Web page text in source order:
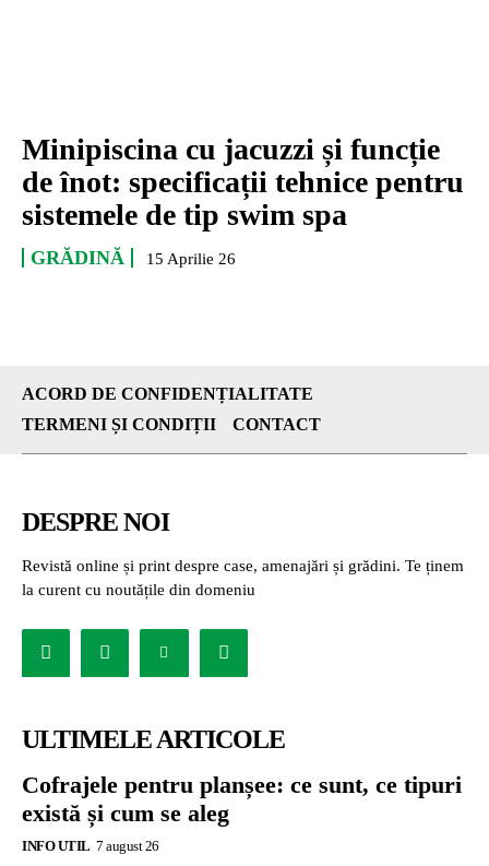
Minipiscina cu jacuzzi și funcție
de înot: specificații tehnice pentru
sistemele de tip swim spa
GRĂDINĂ 15 Aprilie 26
ACORD DE CONFIDENȚIALITATE
TERMENI ȘI CONDIȚII
CONTACT
DESPRE NOI
Revistă online și print despre case, amenajări și grădini. Te ținem
la curent cu noutățile din domeniu
ULTIMELE ARTICOLE
Cofrajele pentru planșee: ce sunt, ce tipuri
există și cum se aleg
INFO UTIL 7 august 26